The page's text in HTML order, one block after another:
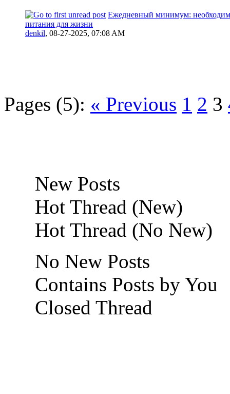
Ежедневный минимум:
питания для жизни
denkil, 08-27-2025, 07:08 AM
Pages (5): « Previous 1 2 3
New Posts
Hot Thread (New)
Hot Thread (No New)
No New Posts
Contains Posts by You
Closed Thread